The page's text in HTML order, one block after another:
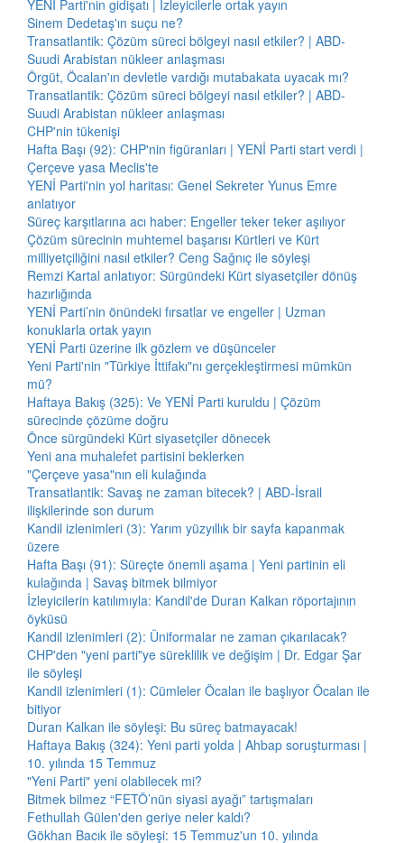
YENİ Parti'nin gidişatı | İzleyicilerle ortak yayın
Sinem Dedetaş'ın suçu ne?
Transatlantik: Çözüm süreci bölgeyi nasıl etkiler? | ABD-
Suudi Arabistan nükleer anlaşması
Örgüt, Öcalan'ın devletle vardığı mutabakata uyacak mı?
Transatlantik: Çözüm süreci bölgeyi nasıl etkiler? | ABD-
Suudi Arabistan nükleer anlaşması
CHP'nin tükenişi
Hafta Başı (92): CHP'nin figüranları | YENİ Parti start verdi |
Çerçeve yasa Meclis'te
YENİ Parti'nin yol haritası: Genel Sekreter Yunus Emre
anlatıyor
Süreç karşıtlarına acı haber: Engeller teker teker aşılıyor
Çözüm sürecinin muhtemel başarısı Kürtleri ve Kürt
milliyetçiliğini nasıl etkiler? Ceng Sağnıç ile söyleşi
Remzi Kartal anlatıyor: Sürgündeki Kürt siyasetçiler dönüş
hazırlığında
YENİ Parti’nin önündeki fırsatlar ve engeller | Uzman
konuklarla ortak yayın
YENİ Parti üzerine ilk gözlem ve düşünceler
Yeni Parti'nin "Türkiye İttifakı"nı gerçekleştirmesi mümkün
mü?
Haftaya Bakış (325): Ve YENİ Parti kuruldu | Çözüm
sürecinde çözüme doğru
Önce sürgündeki Kürt siyasetçiler dönecek
Yeni ana muhalefet partisini beklerken
"Çerçeve yasa"nın eli kulağında
Transatlantik: Savaş ne zaman bitecek? | ABD-İsrail
ilişkilerinde son durum
Kandil izlenimleri (3): Yarım yüzyıllık bir sayfa kapanmak
üzere
Hafta Başı (91): Süreçte önemli aşama | Yeni partinin eli
kulağında | Savaş bitmek bilmiyor
İzleyicilerin katılımıyla: Kandil'de Duran Kalkan röportajının
öyküsü
Kandil izlenimleri (2): Üniformalar ne zaman çıkarılacak?
CHP'den "yeni parti"ye süreklilik ve değişim | Dr. Edgar Şar
ile söyleşi
Kandil izlenimleri (1): Cümleler Öcalan ile başlıyor Öcalan ile
bitiyor
Duran Kalkan ile söyleşi: Bu süreç batmayacak!
Haftaya Bakış (324): Yeni parti yolda | Ahbap soruşturması |
10. yılında 15 Temmuz
"Yeni Parti" yeni olabilecek mi?
Bitmek bilmez “FETÖ’nün siyasi ayağı” tartışmaları
Fethullah Gülen'den geriye neler kaldı?
Gökhan Bacık ile söyleşi: 15 Temmuz'un 10. yılında